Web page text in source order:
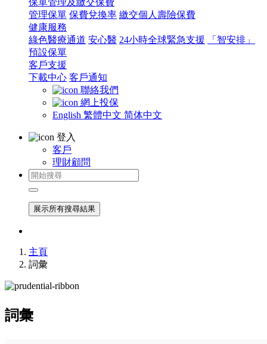
保單管理及繳交保費
管理保單 保費兌換率 繳交個人壽險保費
健康服務
綠色醫療通道 安心醫 24小時全球緊急支援
「智安排」
預設保單
客戶支援
下載中心 客戶通知
聯絡我們
網上投保
English 繁體中文 简体中文
登入
客戶
理財顧問
展示所有搜尋結果
主頁
詞彙
詞彙